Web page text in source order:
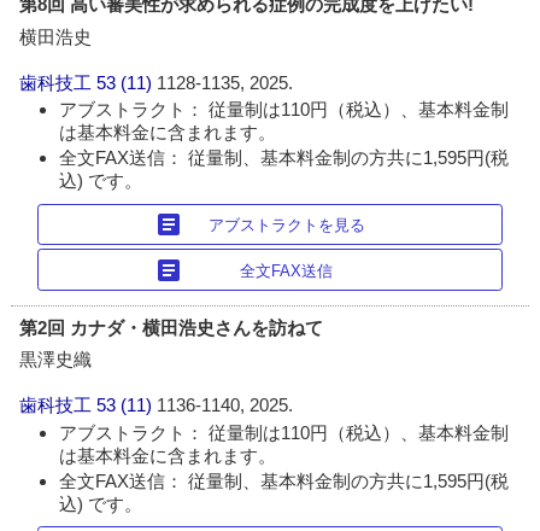
第8回 高い審美性が求められる症例の完成度を上げたい!
横田浩史
歯科技工 53 (11) 1128-1135, 2025.
アブストラクト： 従量制は110円（税込）、基本料金制
は基本料金に含まれます。
全文FAX送信： 従量制、基本料金制の方共に1,595円(税
込) です。
article アブストラクトを見る
article 全文FAX送信
第2回 カナダ・横田浩史さんを訪ねて
黒澤史織
歯科技工 53 (11) 1136-1140, 2025.
アブストラクト： 従量制は110円（税込）、基本料金制
は基本料金に含まれます。
全文FAX送信： 従量制、基本料金制の方共に1,595円(税
込) です。